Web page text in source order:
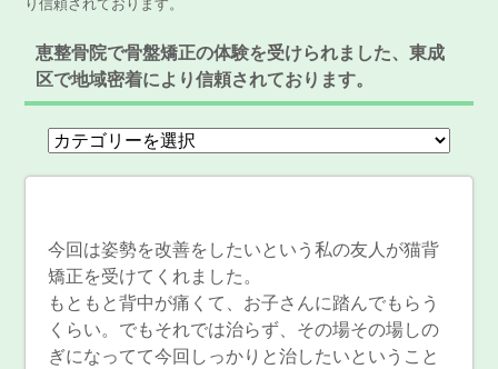
り信頼されております。
恵整骨院で骨盤矯正の体験を受けられました、東成
区で地域密着により信頼されております。
今回は姿勢を改善をしたいという私の友人が猫背
矯正を受けてくれました。
もともと背中が痛くて、お子さんに踏んでもらう
くらい。でもそれでは治らず、その場その場しの
ぎになってて今回しっかりと治したいということ